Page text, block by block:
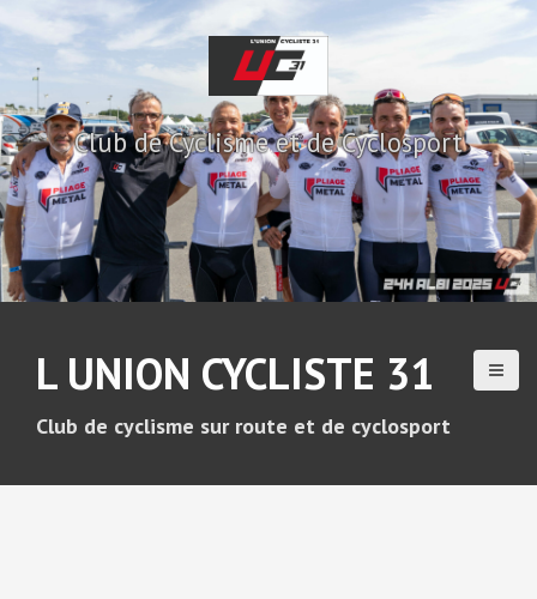
r
a
u
c
o
n
t
e
i
Club de Cyclisme et de Cyclosport
L UNION CYCLISTE 31
Club de cyclisme sur route et de cyclosport